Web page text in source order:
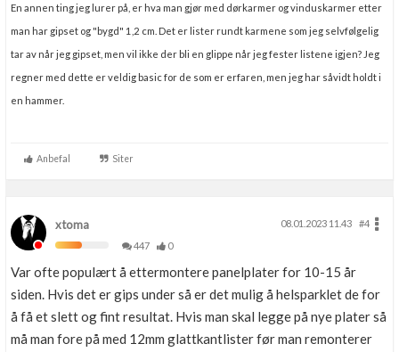
En annen ting jeg lurer på, er hva man gjør med dørkarmer og vinduskarmer etter
man har gipset og "bygd" 1,2 cm. Det er lister rundt karmene som jeg selvfølgelig
tar av når jeg gipset, men vil ikke der bli en glippe når jeg fester listene igjen? Jeg
regner med dette er veldig basic for de som er erfaren, men jeg har såvidt holdt i
en hammer.
Anbefal Siter
xtoma 08.01.2023 11.43
#4
447
0
Var ofte populært å ettermontere panelplater for 10-15 år
siden. Hvis det er gips under så er det mulig å helsparklet de for
å få et slett og fint resultat. Hvis man skal legge på nye plater så
må man fore på med 12mm glattkantlister før man remonterer